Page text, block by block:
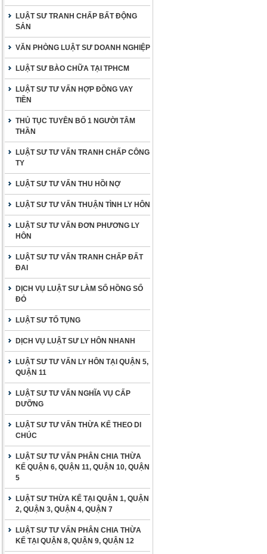
LUẬT SƯ TRANH CHẤP BẤT ĐỘNG
SẢN
VĂN PHÒNG LUẬT SƯ DOANH NGHIỆP
LUẬT SƯ BÀO CHỮA TẠI TPHCM
LUẬT SƯ TƯ VẤN HỢP ĐỒNG VAY
TIỀN
THỦ TỤC TUYÊN BỐ 1 NGƯỜI TÂM
THẦN
LUẬT SƯ TƯ VẤN TRANH CHẤP CÔNG
TY
LUẬT SƯ TƯ VẤN THU HỒI NỢ
LUẬT SƯ TƯ VẤN THUẬN TÌNH LY HÔN
LUẬT SƯ TƯ VẤN ĐƠN PHƯƠNG LY
HÔN
LUẬT SƯ TƯ VẤN TRANH CHẤP ĐẤT
ĐAI
DỊCH VỤ LUẬT SƯ LÀM SỔ HỒNG SỔ
ĐỎ
LUẬT SƯ TỐ TỤNG
DỊCH VỤ LUẬT SƯ LY HÔN NHANH
LUẬT SƯ TƯ VẤN LY HÔN TẠI QUẬN 5,
QUẬN 11
LUẬT SƯ TƯ VẤN NGHĨA VỤ CẤP
DƯỠNG
LUẬT SƯ TƯ VẤN THỪA KẾ THEO DI
CHÚC
LUẬT SƯ TƯ VẤN PHÂN CHIA THỪA
KẾ QUẬN 6, QUẬN 11, QUẬN 10, QUẬN
5
LUẬT SƯ THỪA KẾ TẠI QUẬN 1, QUẬN
2, QUẬN 3, QUẬN 4, QUẬN 7
LUẬT SƯ TƯ VẤN PHÂN CHIA THỪA
KẾ TẠI QUẬN 8, QUẬN 9, QUẬN 12